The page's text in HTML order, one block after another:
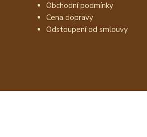
Obchodní podmínky
Cena dopravy
Odstoupení od smlouvy